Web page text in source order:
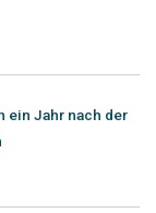
ein Jahr nach der